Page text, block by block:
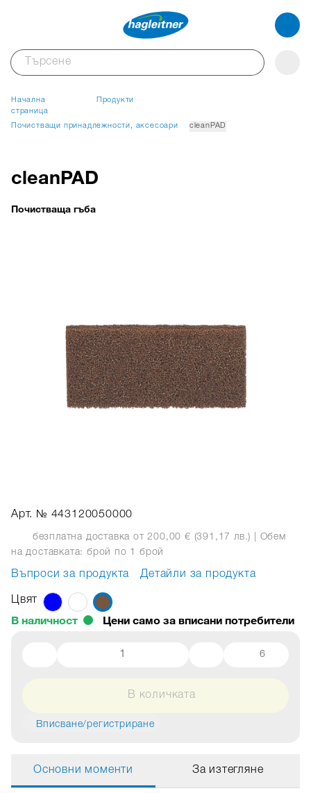
Начална
страница
Продукти
Почистващи принадлежности, аксесоари cleanPAD
cleanPAD
Почистваща гъба
Арт. № 443120050000
безплатна доставка от 200,00 € (391,17 лв.) | Обем
на доставката: брой по 1 брой
Въпроси за продукта Детайли за продукта
Цвят
В наличност
6
В количката
Вписване/регистриране
Основни моменти За изтегляне